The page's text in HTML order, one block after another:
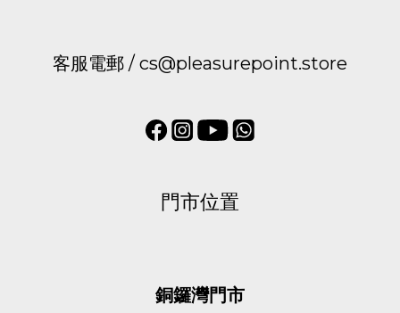
客服電郵 / cs@pleasurepoint.store
門市位置
銅鑼灣門市